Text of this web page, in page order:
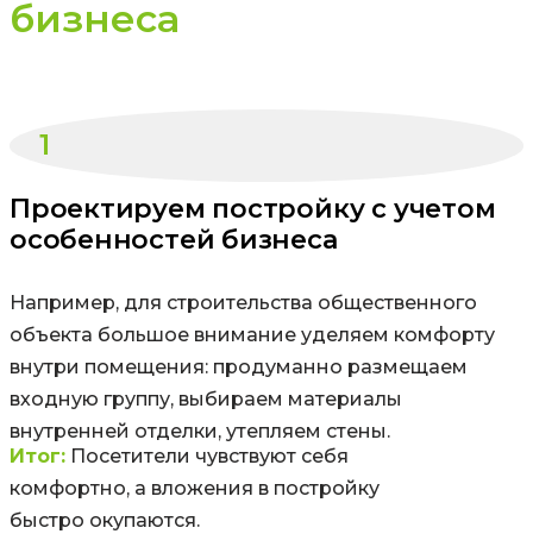
бизнеса
1
Проектируем постройку с учетом
особенностей бизнеса
Например, для строительства общественного
объекта большое внимание уделяем комфорту
внутри помещения: продуманно размещаем
входную группу, выбираем материалы
внутренней отделки, утепляем стены.
Итог: Посетители чувствуют себя
комфортно, а вложения в постройку
быстро окупаются.